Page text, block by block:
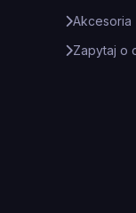
Akcesoria
Zapytaj o